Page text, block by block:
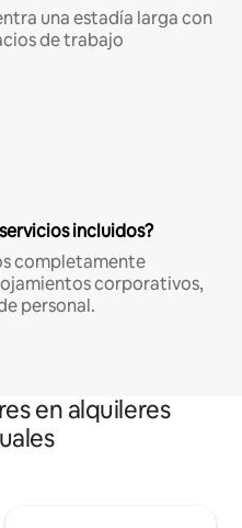
una estadía larga con
de trabajo
incluidos?
completamente
corporativos,
personal.
en alquileres